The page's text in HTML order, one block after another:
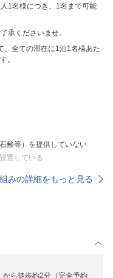
1名様につき、1名まで可能
承くださいませ。
、全ての滞在に1泊1名様あた
。
鹸等）を提供していない
置している
みの詳細をもっと見る
から徒歩約2分（完全予約